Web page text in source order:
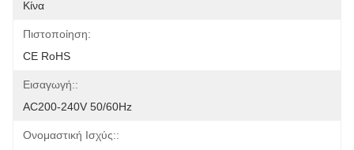
Κίνα
Πιστοποίηση:
CE RoHS
Εισαγωγή::
AC200-240V 50/60Hz
Ονομαστική Ισχύς::